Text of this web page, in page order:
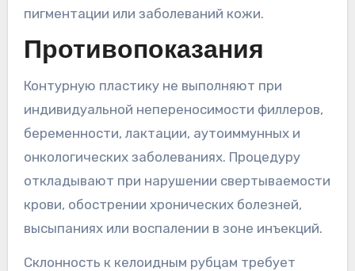
пигментации или заболеваний кожи.
Противопоказания
Контурную пластику не выполняют при
индивидуальной непереносимости филлеров,
беременности, лактации, аутоиммунных и
онкологических заболеваниях. Процедуру
откладывают при нарушении свертываемости
крови, обострении хронических болезней,
высыпаниях или воспалении в зоне инъекций.
Склонность к келоидным рубцам требует